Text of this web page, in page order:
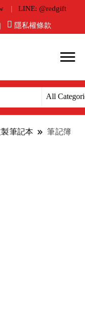
LINE: @redgift
隱私權條款
製筆記本 筆記簿